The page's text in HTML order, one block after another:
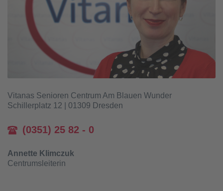
Vitanas Senioren Centrum Am Blauen Wunder
Schillerplatz 12 | 01309 Dresden
(0351) 25 82 - 0
Annette Klimczuk
Centrumsleiterin